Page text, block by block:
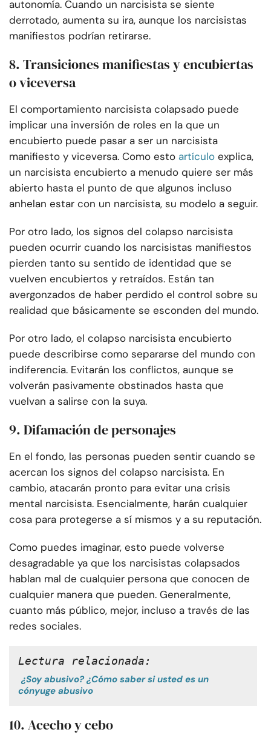
autonomía. Cuando un narcisista se siente
derrotado, aumenta su ira, aunque los narcisistas
manifiestos podrían retirarse.
8. Transiciones manifiestas y encubiertas
o viceversa
El comportamiento narcisista colapsado puede
implicar una inversión de roles en la que un
encubierto puede pasar a ser un narcisista
manifiesto y viceversa. Como esto artículo explica,
un narcisista encubierto a menudo quiere ser más
abierto hasta el punto de que algunos incluso
anhelan estar con un narcisista, su modelo a seguir.
Por otro lado, los signos del colapso narcisista
pueden ocurrir cuando los narcisistas manifiestos
pierden tanto su sentido de identidad que se
vuelven encubiertos y retraídos. Están tan
avergonzados de haber perdido el control sobre su
realidad que básicamente se esconden del mundo.
Por otro lado, el colapso narcisista encubierto
puede describirse como separarse del mundo con
indiferencia. Evitarán los conflictos, aunque se
volverán pasivamente obstinados hasta que
vuelvan a salirse con la suya.
9. Difamación de personajes
En el fondo, las personas pueden sentir cuando se
acercan los signos del colapso narcisista. En
cambio, atacarán pronto para evitar una crisis
mental narcisista. Esencialmente, harán cualquier
cosa para protegerse a sí mismos y a su reputación.
Como puedes imaginar, esto puede volverse
desagradable ya que los narcisistas colapsados
hablan mal de cualquier persona que conocen de
cualquier manera que pueden. Generalmente,
cuanto más público, mejor, incluso a través de las
redes sociales.
Lectura relacionada:
¿Soy abusivo? ¿Cómo saber si usted es un
cónyuge abusivo
10. Acecho y cebo